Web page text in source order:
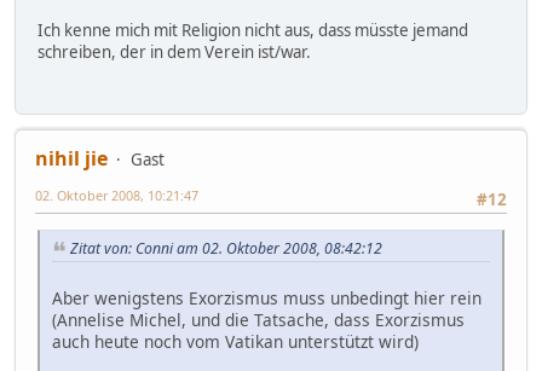
Ich kenne mich mit Religion nicht aus, dass müsste jemand
schreiben, der in dem Verein ist/war.
nihil jie
Gast
#12
02. Oktober 2008, 10:21:47
Zitat von: Conni am 02. Oktober 2008, 08:42:12
Aber wenigstens Exorzismus muss unbedingt hier rein
(Annelise Michel, und die Tatsache, dass Exorzismus
auch heute noch vom Vatikan unterstützt wird)